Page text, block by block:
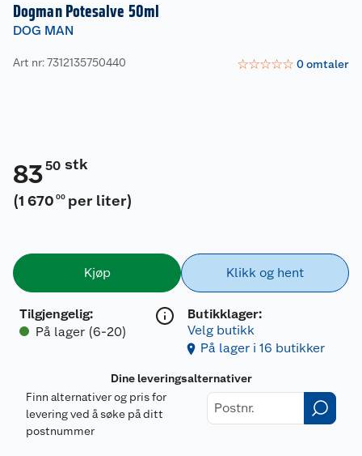
Dogman Potesalve 50ml
DOG MAN
Art nr: 7312135750440 ☆☆☆☆☆ 0omtaler
8350 stk
(1 670 00 per liter)
Kjøp
Tilgjengelig:
På lager (6-20)
Klikk og hent
Butikklager:
Velg butikk
På lager i 16 butikker
Dine leveringsalternativer
Finn alternativer og pris for
levering ved å søke på ditt
postnummer